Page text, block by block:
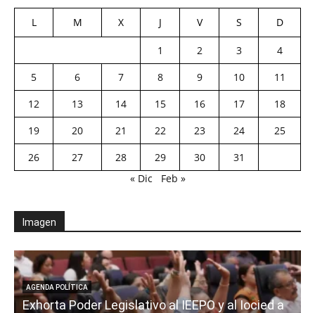
L M X J V S D
1 2 3
4
5
6 7 8 9 10
11
12
13 14 15 16 17
18
19
20 21 22 23 24
25
26
27 28 29 30
31
« Dic
Feb »
Imagen
AGENDA POLÍTICA
Exhorta Poder Legislativo al IEEPO y al Iocied a